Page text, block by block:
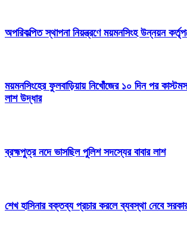
অপরিকল্পিত স্থাপনা নিয়ন্ত্রণে ময়মনসিংহ উন্নয়ন
ময়মনসিংহের ফুলবাড়িয়ায় নিখোঁজের ১০ দিন পর
লাশ উদ্ধার
ব্রহ্মপুত্র নদে ভাসছিল পুলিশ সদস্যের বাবার লাশ
শেখ হাসিনার বক্তব্য প্রচার করলে ব্যবস্থা নেবে